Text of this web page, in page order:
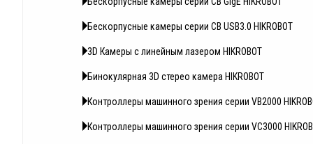
Бескорпусные камеры серии CB USB3.0 HIKROBOT
3D Камеры с линейным лазером HIKROBOT
Бинокулярная 3D стерео камера HIKROBOT
Контроллеры машинного зрения серии VB2000
Контроллеры машинного зрения серии VC3000